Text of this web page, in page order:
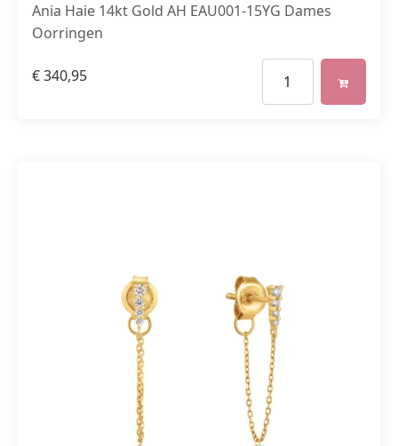
Ania Haie 14kt Gold AH EAU001-15YG Dames
Oorringen
€340,95